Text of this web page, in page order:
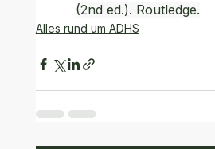
(2nd ed.). Routledge.
Alles rund um ADHS